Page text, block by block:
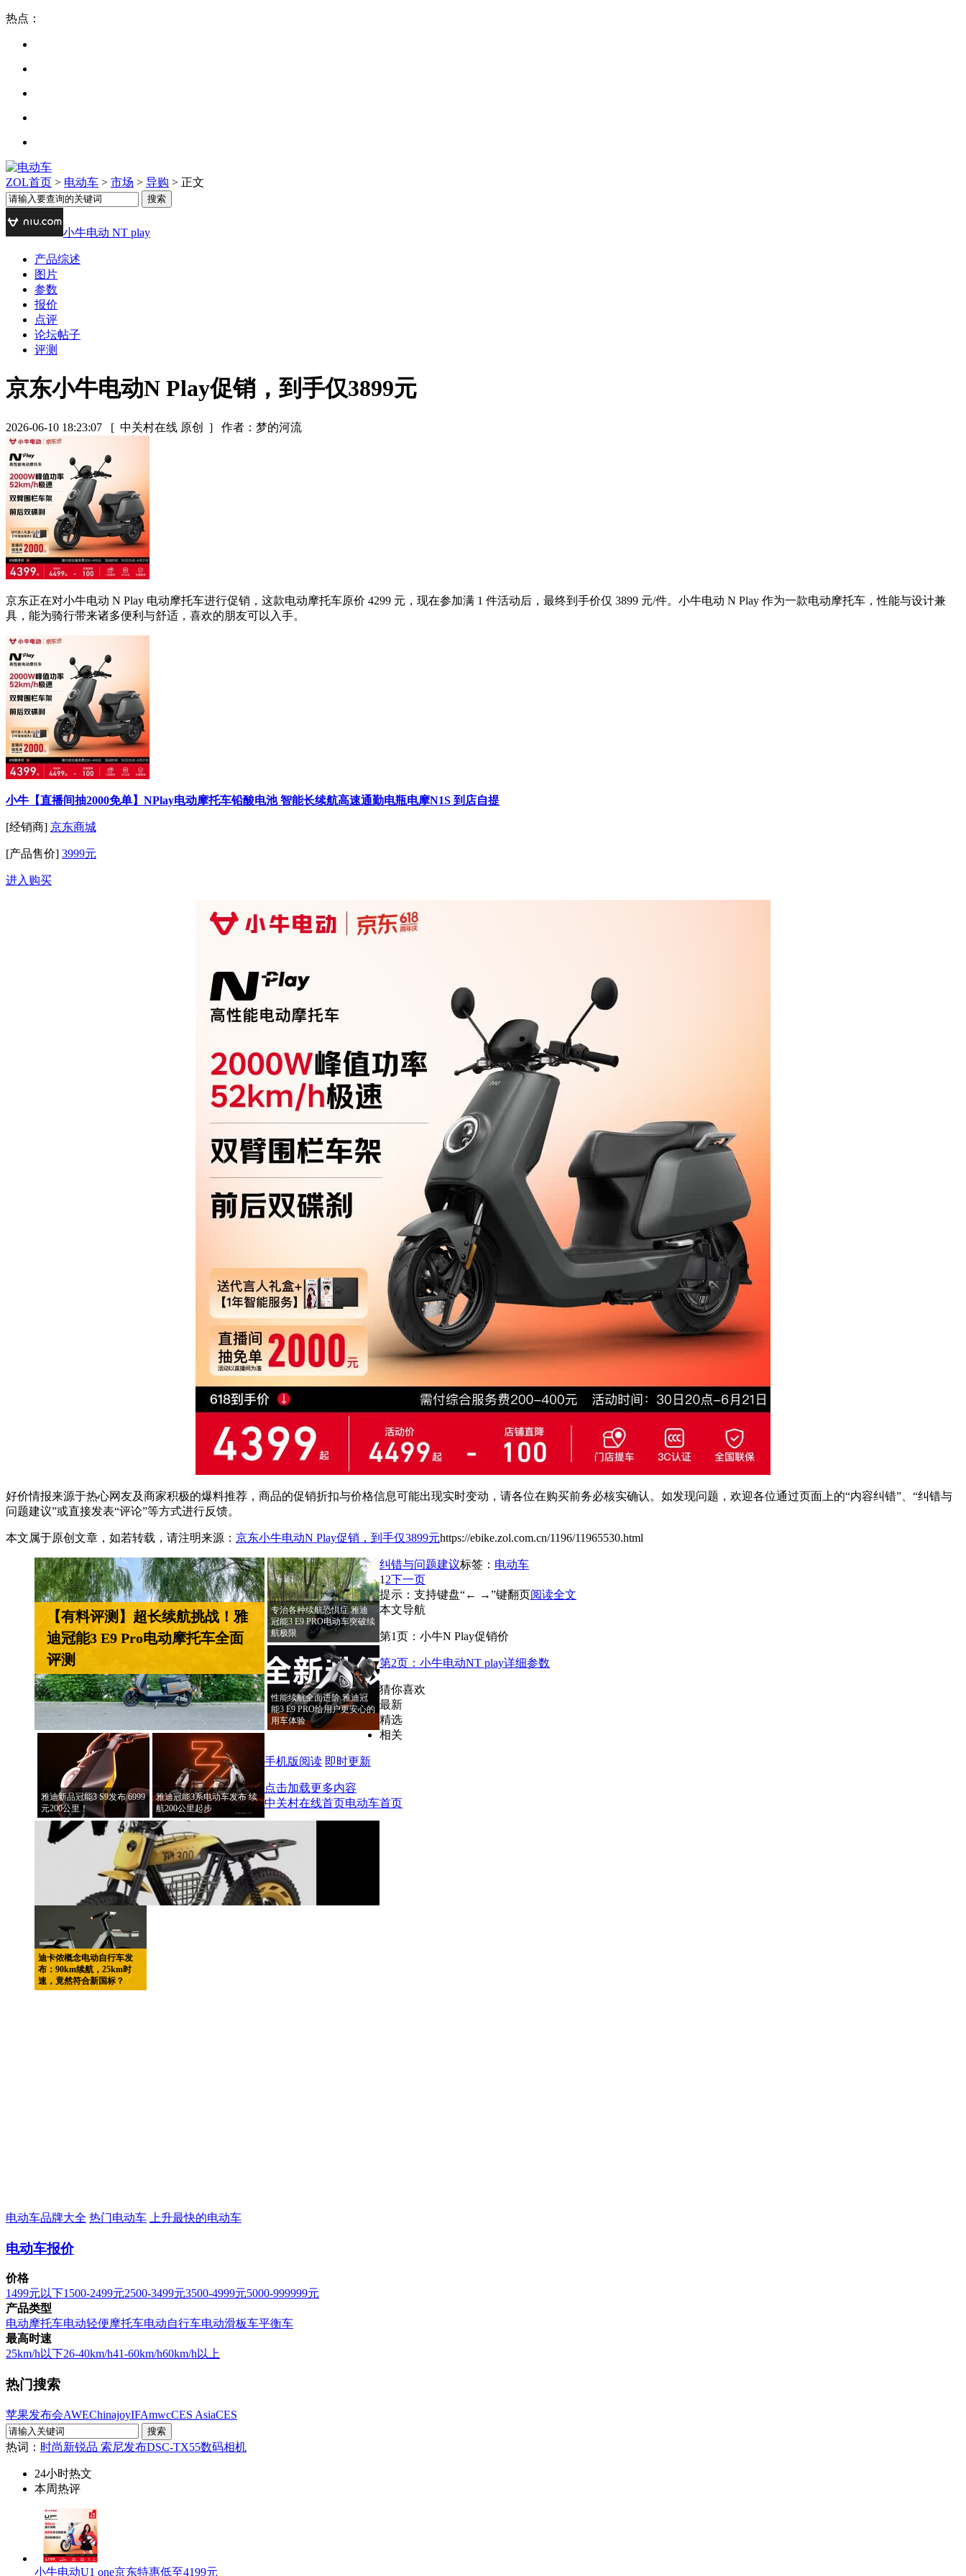
热点：
ZOL首页 > 电动车 > 市场 > 导购 > 正文
小牛电动 NT play
产品综述
图片
参数
报价
点评
论坛帖子
评测
京东小牛电动N Play促销，到手仅3899元
2026-06-10 18:23:07 [ 中关村在线 原创 ] 作者：梦的河流
京东正在对小牛电动 N Play 电动摩托车进行促销，这款电动摩托车原价 4299 元，现在参加满 1 件活动后，最终到手价仅 3899 元/件。小牛电动 N Play 作为一款电动摩托车，性能与设计兼
具，能为骑行带来诸多便利与舒适，喜欢的朋友可以入手。
小牛【直播间抽2000免单】NPlay电动摩托车铅酸电池 智能长续航高速通勤电瓶电摩N1S 到店自提
[经销商] 京东商城
[产品售价] 3999元
进入购买
好价情报来源于热心网友及商家积极的爆料推荐，商品的促销折扣与价格信息可能出现实时变动，请各位在购买前务必核实确认。如发现问题，欢迎各位通过页面上的“内容纠错”、“纠错与
问题建议”或直接发表“评论”等方式进行反馈。
本文属于原创文章，如若转载，请注明来源： 京东小牛电动N Play促销，到手仅3899元https://ebike.zol.com.cn/1196/11965530.html
【有料评测】超长续航挑战！雅
迪冠能3 E9 Pro电动摩托车全面
评测
专治各种续航恐惧症 雅迪
冠能3 E9 PRO电动车突破续
航极限
性能续航全面进阶 雅迪冠
能3 E9 PRO给用户更安心的
用车体验
雅迪新品冠能3 S9发布 6999
元200公里！
雅迪冠能3系电动车发布 续
航200公里起步
迪卡侬概念电动自行车发
布：90km续航，25km时
速，竟然符合新国标？
纠错与问题建议标签： 电动车
1 2下一页
提示：支持键盘“← →”键翻页阅读全文
本文导航
第1页：小牛N Play促销价
第2页：小牛电动NT play详细参数
猜你喜欢
最新
精选
相关
手机版阅读 即时更新
点击加载更多内容
中关村在线首页电动车首页
电动车品牌大全 热门电动车 上升最快的电动车
电动车报价
价格
1499元以下1500-2499元2500-3499元3500-4999元5000-999999元
产品类型
电动摩托车电动轻便摩托车电动自行车电动滑板车平衡车
最高时速
25km/h以下26-40km/h41-60km/h60km/h以上
热门搜索
苹果发布会AWEChinajoyIFAmwcCES AsiaCES
热词： 时尚新锐品 索尼发布DSC-TX55数码相机
24小时热文
本周热评
小牛电动U1 one京东特惠低至4199元